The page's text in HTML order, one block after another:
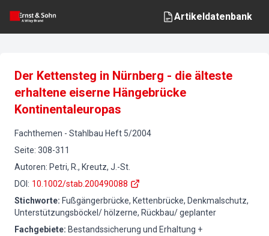
Artikeldatenbank
Der Kettensteg in Nürnberg - die älteste
erhaltene eiserne Hängebrücke
Kontinentaleuropas
Fachthemen - Stahlbau Heft 5/2004
Seite: 308-311
Autoren: Petri, R., Kreutz, J.-St.
DOI : 10.1002/stab.200490088
Stichworte: Fußgängerbrücke, Kettenbrücke, Denkmalschutz,
Unterstützungsböckel/ hölzerne, Rückbau/ geplanter
Fachgebiete: Bestandssicherung und Erhaltung +